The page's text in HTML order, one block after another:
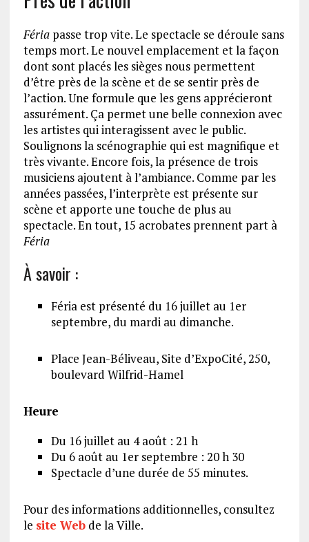
Fériapasse trop vite. Le spectacle se déroule sans
temps mort. Le nouvel emplacement et la façon
dont sont placés les sièges nous permettent
d’être près de la scène et de se sentir près de
l’action. Une formule que les gens apprécieront
assurément. Ça permet une belle connexion avec
les artistes qui interagissent avec le public.
Soulignons la scénographie qui est magnifique et
très vivante. Encore fois, la présence de trois
musiciens ajoutent à l’ambiance. Comme par les
années passées, l’interprète est présente sur
scène et apporte une touche de plus au
spectacle. En tout, 15 acrobates prennent part à
Féria
À savoir :
Féria est présenté du 16 juillet au 1er
septembre, du mardi au dimanche.
Place Jean-Béliveau, Site d’ExpoCité, 250,
boulevard Wilfrid-Hamel
Heure
Du 16 juillet au 4 août : 21 h
Du 6 août au 1er septembre : 20 h 30
Spectacle d’une durée de 55 minutes.
Pour des informations additionnelles, consultez
le site Webde la Ville.